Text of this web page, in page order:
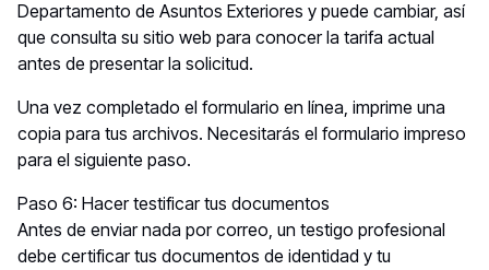
Departamento de Asuntos Exteriores y puede cambiar, así
que consulta su sitio web para conocer la tarifa actual
antes de presentar la solicitud.
Una vez completado el formulario en línea, imprime una
copia para tus archivos. Necesitarás el formulario impreso
para el siguiente paso.
Paso 6: Hacer testificar tus documentos
Antes de enviar nada por correo, un testigo profesional
debe certificar tus documentos de identidad y tu